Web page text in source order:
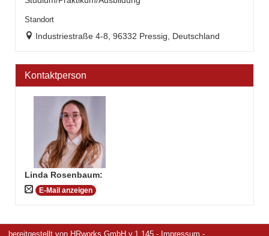
Standort
Industriestraße 4-8, 96332 Pressig, Deutschland
Kontaktperson
Linda Rosenbaum:
E-Mail anzeigen
bereitgestellt von HRworks GmbH v.1.145 - Impressum -